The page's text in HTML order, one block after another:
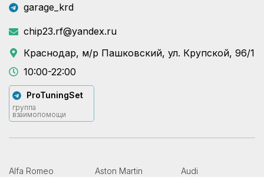
garage_krd
chip23.rf@yandex.ru
Краснодар, м/р Пашковский, ул. Крупской, 96/1
10:00-22:00
ProTuningSet
группа
взаимопомощи
Alfa Romeo Aston Martin Audi